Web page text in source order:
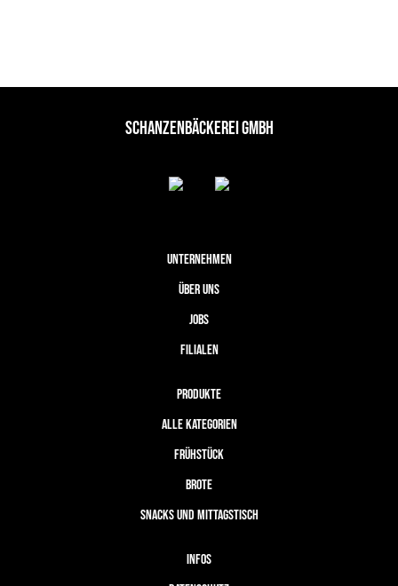
SCHANZENBÄCKEREI GMBH
UNTERNEHMEN
ÜBER UNS
JOBS
FILIALEN
PRODUKTE
ALLE KATEGORIEN
FRÜHSTÜCK
BROTE
SNACKS UND MITTAGSTISCH
INFOS